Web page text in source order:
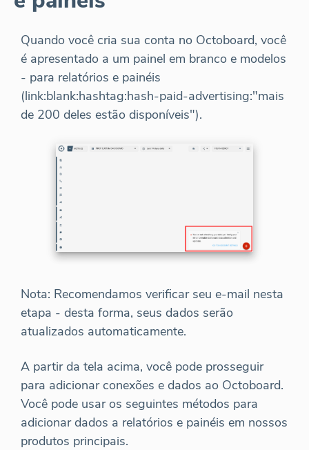
Quando você cria sua conta no Octoboard, você
é apresentado a um painel em branco e modelos
- para relatórios e painéis
(link:blank:hashtag:hash-paid-advertising:"mais
de 200 deles estão disponíveis").
Nota: Recomendamos verificar seu e-mail nesta
etapa - desta forma, seus dados serão
atualizados automaticamente.
A partir da tela acima, você pode prosseguir
para adicionar conexões e dados ao Octoboard.
Você pode usar os seguintes métodos para
adicionar dados a relatórios e painéis em nossos
produtos principais.